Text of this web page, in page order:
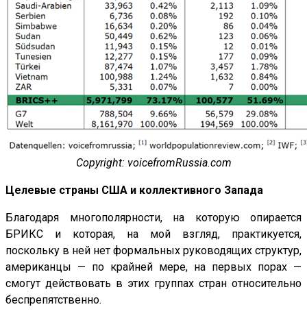
Copyright: voicefromRussia.com
Целевые страны США и коллективного Запада
Благодаря многополярности, на которую опирается
БРИКС и которая, на мой взгляд, практикуется,
поскольку в ней нет формальных руководящих структур,
американцы — по крайней мере, на первых порах —
смогут действовать в этих группах стран относительно
беспрепятственно.